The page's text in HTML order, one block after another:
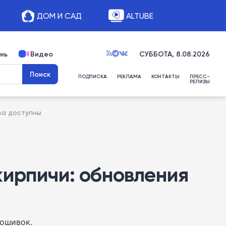
ДОМ И САД ALTUBE
Видео СУББОТА, 8.08.2026
ПОДПИСКА РЕКЛАМА КОНТАКТЫ ПРЕСС-
РЕЛИЗЫ
доступны
обновления